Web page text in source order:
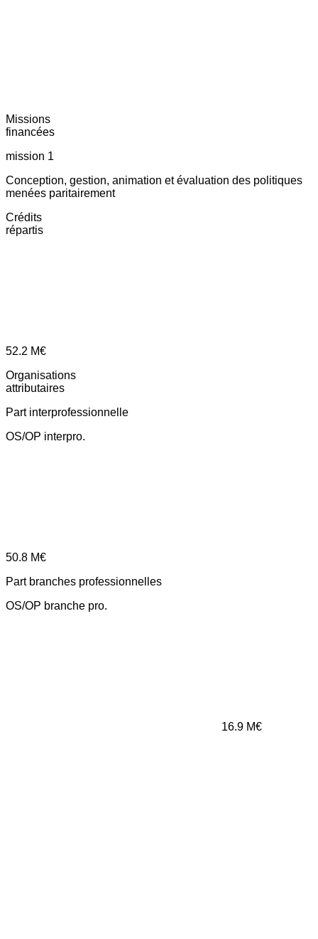
Missions
financées
mission 1
Conception, gestion, animation et évaluation des politiques
menées paritairement
Crédits
répartis
52.2 M€
Organisations
attributaires
Part interprofessionnelle
OS/OP interpro.
50.8 M€
Part branches professionnelles
OS/OP branche pro.
16.9 M€